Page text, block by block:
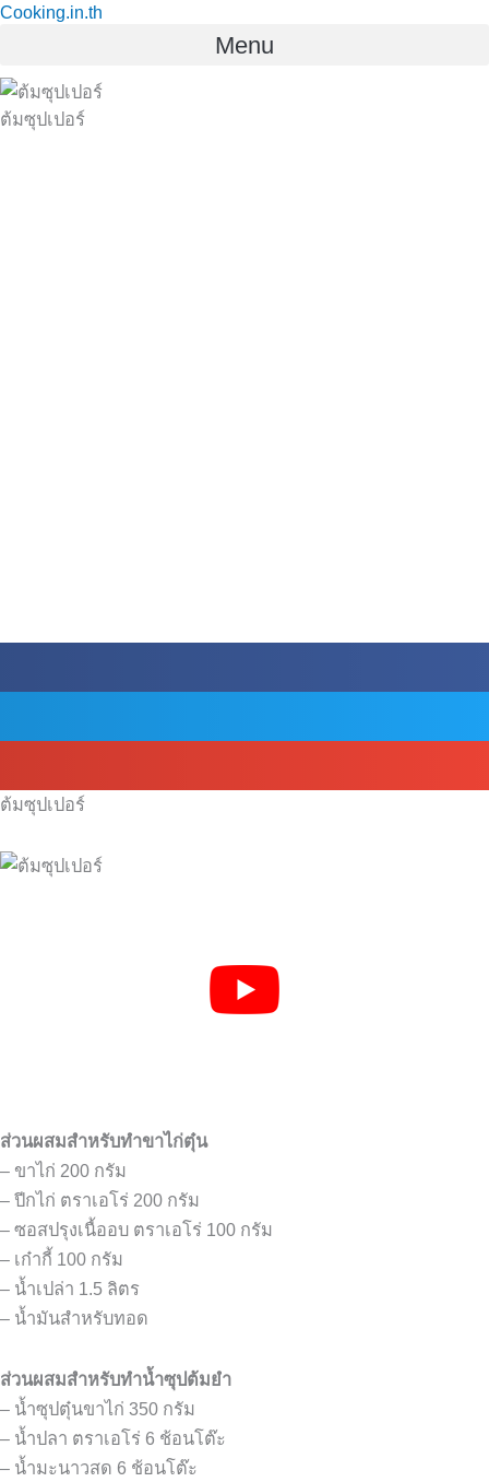
Skip
Cooking.in.th
Menu
ต้มซุปเปอร์
ต้มซุปเปอร์
ส่วนผสมสำหรับทำขาไก่ตุ๋น
– ขาไก่ 200 กรัม
– ปีกไก่ ตราเอโร่ 200 กรัม
– ซอสปรุงเนื้ออบ ตราเอโร่ 100 กรัม
– เก๋ากี้ 100 กรัม
– น้ำเปล่า 1.5 ลิตร
– น้ำมันสำหรับทอด
ส่วนผสมสำหรับทำน้ำซุปต้มยำ
– น้ำซุปตุ๋นขาไก่ 350 กรัม
– น้ำปลา ตราเอโร่ 6 ช้อนโต๊ะ
– น้ำมะนาวสด 6 ช้อนโต๊ะ